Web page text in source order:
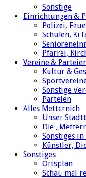
Sonstige
Einrichtungen &
Polizei,
Schulen,
Pfarrei,
Vereine &
Kultur &
Sonstige
Parteien
Alles Metternich
Unser
Die
Sonstiges
Künstler,
Sonstiges
Ortsplan
Schau mal